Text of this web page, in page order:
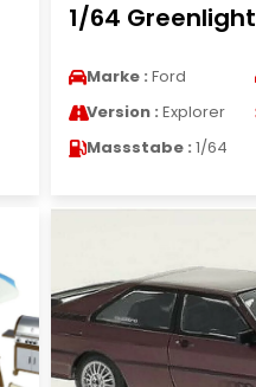
1/64 Greenlight
Marke : Ford
Version : Explorer
Massstabe : 1/64